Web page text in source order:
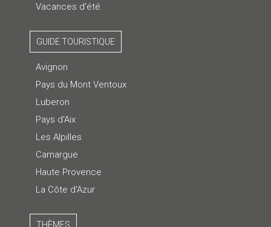
Vacances d'été
GUIDE TOURISTIQUE
Avignon
Pays du Mont Ventoux
Luberon
Pays d'Aix
Les Alpilles
Camargue
Haute Provence
La Côte d'Azur
THÈMES